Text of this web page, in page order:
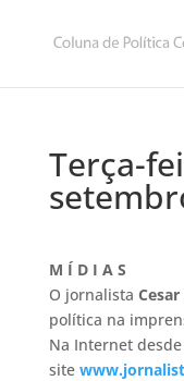
Terça-
M Í D I A S
O jornalista
política na
Na Internet desde
site